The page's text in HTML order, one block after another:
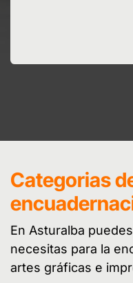
Categorias
En Asturalba
necesitas para la
artes gráficas e